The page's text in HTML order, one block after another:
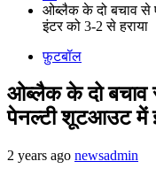
ओब्लैक के दो बचाव से
इंटर को 3-2 से हराया
फ़ुटबॉल
ओब्लैक के दो बचाव
पेनल्टी शूटआउट में
2 years ago newsadmin